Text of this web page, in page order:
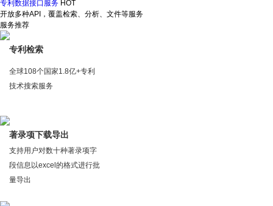
专利数据接口服务 HOT
开放多种API，覆盖检索、分析、文件等服务
服务推荐
专利检索
全球108个国家1.8亿+专利
技术搜索服务
著录项下载导出
支持用户对数十种著录项字
段信息以excel的格式进行批
量导出